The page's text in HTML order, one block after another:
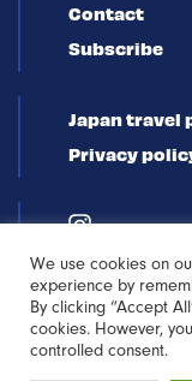
Contact
Subscribe
Japan travel
Privacy
We use cookies on
experience by
By clicking “Accept
cookies. However,
controlled consent.